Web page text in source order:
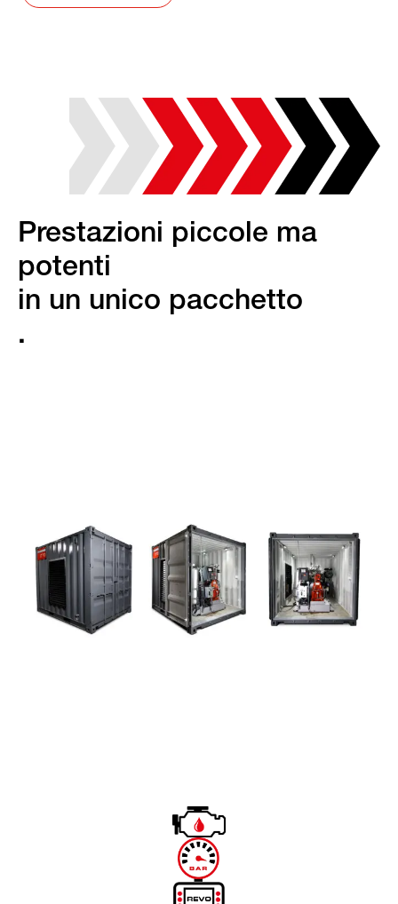
Prestazioni piccole ma
potenti
in un unico pacchetto
.